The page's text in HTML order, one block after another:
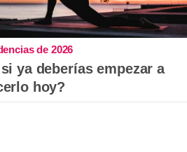
de 2026
ya deberías empezar a
hoy?